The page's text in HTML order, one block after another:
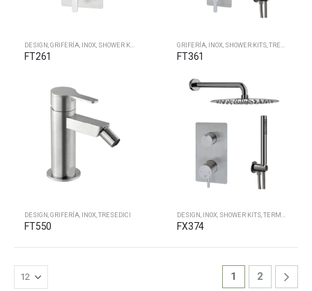
DESIGN GRIFERÍA INOX SHOWER KITS
FT261
GRIFERÍA INOX SHOWER KITS TRESEDICI
FT361
DESIGN,GRIFERÍA, INOX,TRESEDICI
FT550
DESIGN, INOX, SHOWER KITS,TERMOSTATOS EMPOTRAR
FX374
1 2